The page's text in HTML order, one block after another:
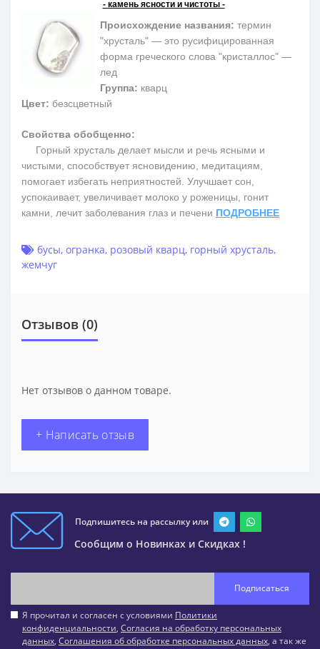
- камень ясности и чистоты -
Происхождение названия: термин
"хрусталь" — это русифицированная
форма греческого слова "кристаллос" —
лед
Группа: кварц
Цвет: безсцветный
Свойства обобщенно:
Горный хрусталь делает мысли и речь ясными и
чистыми, способствует ясновидению, медитациям,
помогает избегать неприятностей. Улучшает сон,
успокаивает, увеличивает молоко у роженицы, гонит
камни, лечит заболевания глаз и печени ПОДРОБНЕЕ
бусы, огранка, розовый кварц, горный хрусталь,
жемчуг
Отзывов (0)
Нет отзывов о данном товаре.
+ Написать отзыв
Подпишитесь на рассылку или
Сообщим о Новинках и Скидках !
Подписаться
Я прочитал и согласен с условиями Политики
конфиденциальности, Согласия на обработку персональных
данных, Соглашения об обработке персональных данных, а так же